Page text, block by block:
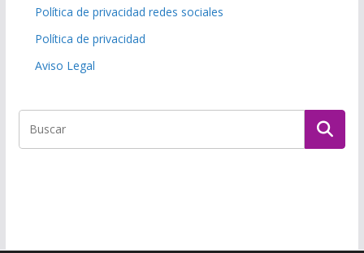
Política de privacidad redes sociales
Política de privacidad
Aviso Legal